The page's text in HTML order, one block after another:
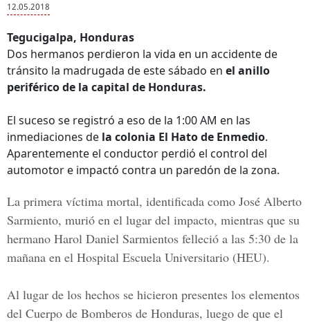
12.05.2018
Tegucigalpa, Honduras
Dos hermanos perdieron la vida en un accidente de
tránsito la madrugada de este sábado en el anillo
periférico de la capital de Honduras.
El suceso se registró a eso de la 1:00 AM en las
inmediaciones de la colonia El Hato de Enmedio.
Aparentemente el conductor perdió el control del
automotor e impactó contra un paredón de la zona.
La primera víctima mortal, identificada como José Alberto
Sarmiento, murió en el lugar del impacto, mientras que su
hermano Harol Daniel Sarmientos felleció a las 5:30 de la
mañana en el Hospital Escuela Universitario (HEU).
Al lugar de los hechos se hicieron presentes los elementos
del Cuerpo de Bomberos de Honduras, luego de que el